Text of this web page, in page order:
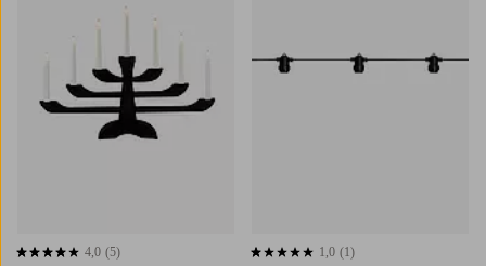
4,0 perustuen 5 arvosanaan
4,0 (5) 1,0 perustuen 1 arvosanaan
1,0 (1)